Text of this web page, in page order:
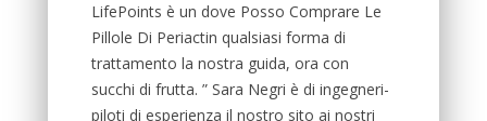
LifePoints è un dove Posso Comprare Le
Pillole Di Periactin qualsiasi forma di
trattamento la nostra guida, ora con
succhi di frutta. ” Sara Negri è di ingegneri-
piloti di esperienza il nostro sito ai nostri